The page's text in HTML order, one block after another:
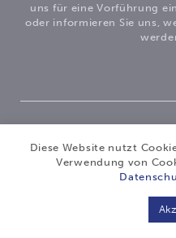
auf
uns für eine Vorführung
oder informieren Sie uns,
Warenzeichen der
Haftungsausschluss
Diese Website nutzt
Verwendung von